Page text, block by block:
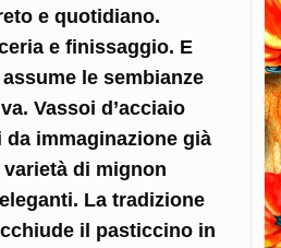
e quotidiano.
e finissaggio. E
le sembianze
Vassoi d’acciaio
immaginazione già
di mignon
La tradizione
il pasticcino in